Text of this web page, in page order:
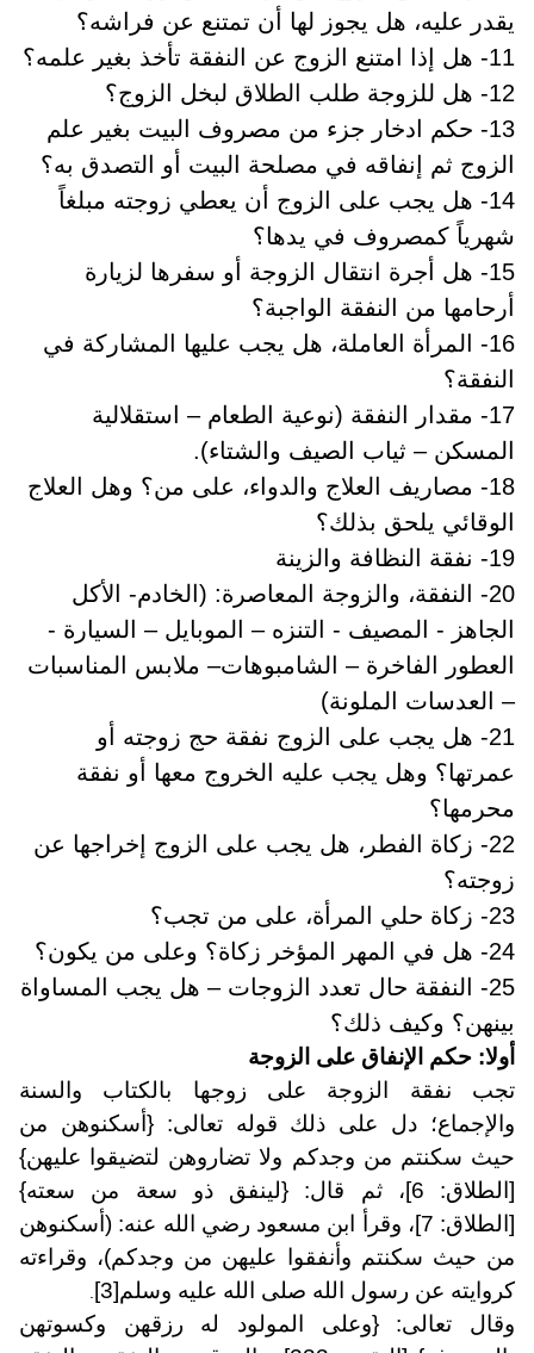
يقدر عليه، هل يجوز لها أن تمتنع عن فراشه؟
11- هل إذا امتنع الزوج عن النفقة تأخذ بغير علمه؟
12- هل للزوجة طلب الطلاق لبخل الزوج؟
13- حكم ادخار جزء من مصروف البيت بغير علم
الزوج ثم إنفاقه في مصلحة البيت أو التصدق به؟
14- هل يجب على الزوج أن يعطي زوجته مبلغاً
شهرياً كمصروف في يدها؟
15- هل أجرة انتقال الزوجة أو سفرها لزيارة
أرحامها من النفقة الواجبة؟
16- المرأة العاملة، هل يجب عليها المشاركة في
النفقة؟
17- مقدار النفقة (نوعية الطعام – استقلالية
المسكن – ثياب الصيف والشتاء).
18- مصاريف العلاج والدواء، على من؟ وهل العلاج
الوقائي يلحق بذلك؟
19- نفقة النظافة والزينة
20- النفقة، والزوجة المعاصرة: (الخادم- الأكل
الجاهز - المصيف - التنزه – الموبايل – السيارة -
العطور الفاخرة – الشامبوهات– ملابس المناسبات
– العدسات الملونة)
21- هل يجب على الزوج نفقة حج زوجته أو
عمرتها؟ وهل يجب عليه الخروج معها أو نفقة
محرمها؟
22- زكاة الفطر، هل يجب على الزوج إخراجها عن
زوجته؟
23- زكاة حلي المرأة، على من تجب؟
24- هل في المهر المؤخر زكاة؟ وعلى من يكون؟
25- النفقة حال تعدد الزوجات – هل يجب المساواة
بينهن؟ وكيف ذلك؟
أولا: حكم الإنفاق على الزوجة
تجب نفقة الزوجة على زوجها بالكتاب والسنة
والإجماع؛ دل على ذلك قوله تعالى: {أسكنوهن من
حيث سكنتم من وجدكم ولا تضاروهن لتضيقوا عليهن}
[الطلاق: 6]، ثم قال: {لينفق ذو سعة من سعته}
[الطلاق: 7]، وقرأ ابن مسعود رضي الله عنه: (أسكنوهن
من حيث سكنتم وأنفقوا عليهن من وجدكم)، وقراءته
كروايته عن رسول الله صلى الله عليه وسلم[3]
وقال تعالى: {وعلى المولود له رزقهن وكسوتهن